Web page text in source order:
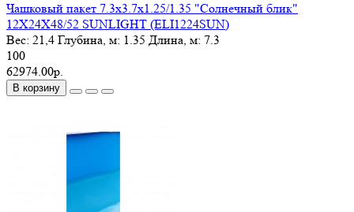
Чашковый пакет 7.3х3.7х1.25/1.35 "Солнечный блик"
12X24X48/52 SUNLIGHT (ELI1224SUN)
Вес: 21,4 Глубина, м: 1.35 Длина, м: 7.3
100
62974.00р.
В корзину